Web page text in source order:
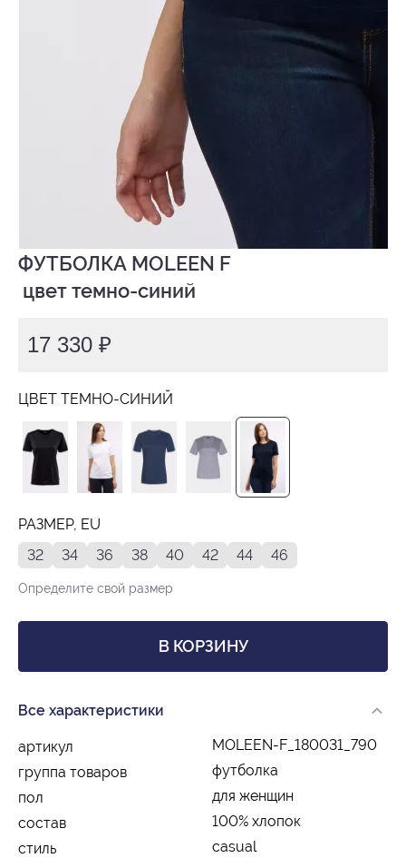
ФУТБОЛКА MOLEEN F
цвет темно-синий
17 330 ₽
ЦВЕТ ТЕМНО-СИНИЙ
РАЗМЕР, EU
32
34 36 38 40 42 44 46
Определите свой размер
В КОРЗИНУ
Все характеристики
артикул
MOLEEN-F_180031_790
группа товаров
футболка
пол
для женщин
состав
100% хлопок
стиль
casual